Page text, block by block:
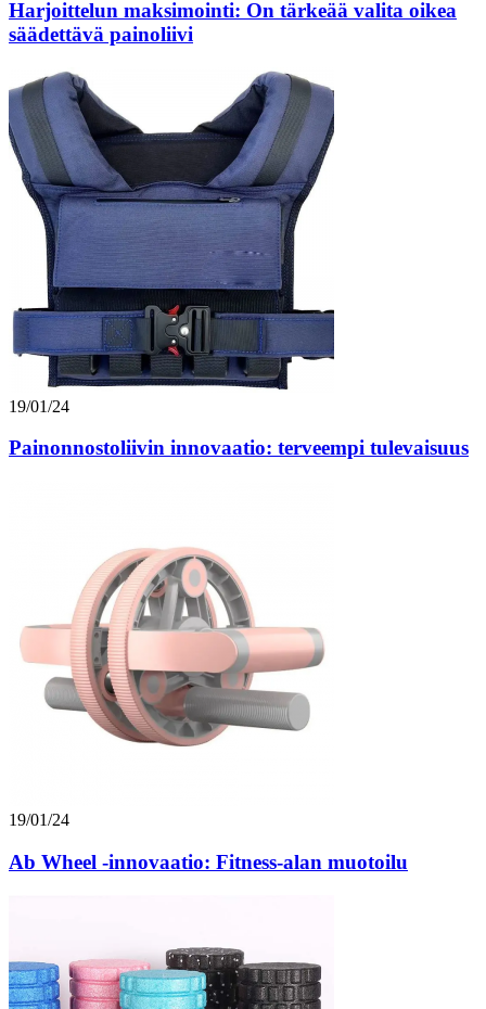
Harjoittelun maksimointi: On tärkeää valita oikea
säädettävä painoliivi
19/01/24
Painonnostoliivin innovaatio: terveempi tulevaisuus
19/01/24
Ab Wheel -innovaatio: Fitness-alan muotoilu